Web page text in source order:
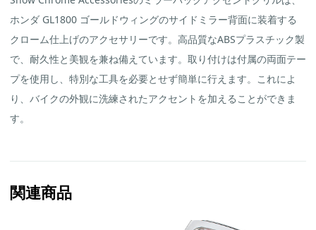
ル
ド
ウ
ィ
ン
グ
用、
品
番
52-
個
ホンダ GL1800 ゴールドウィングのサイドミラー背面に装着する
クローム仕上げのアクセサリーです。高品質なABSプラスチック製
で、耐久性と美観を兼ね備えています。取り付けは付属の両面テー
プを使用し、特別な工具を必要とせず簡単に行えます。これによ
り、バイクの外観に洗練されたアクセントを加えることができま
す。
関連商品